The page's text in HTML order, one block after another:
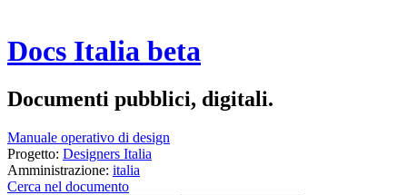
Docs Italia beta
Documenti pubblici, digitali.
Manuale operativo di design
Progetto: Designers Italia
Amministrazione: italia
Cerca nel documento